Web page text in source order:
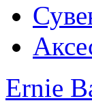
Ernie